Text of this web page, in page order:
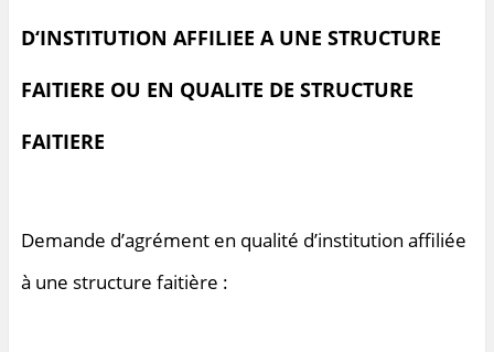
D‘INSTITUTION AFFILIEE A UNE STRUCTURE
FAITIERE OU EN QUALITE DE STRUCTURE
FAITIERE
Demande d’agrément en qualité d’institution affiliée
à une structure faitière :